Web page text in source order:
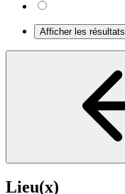
Afficher les résultats
Lieu(x)